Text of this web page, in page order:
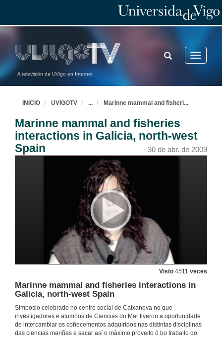
A televisión da UVigo en Internet
Toggle
TOGGLE
SEARCH
INICIO UVIGOTV ... Marinne mammal and fisheri...
Marinne mammal and fisheries
interactions in Galicia, north-west
Spain
30 de abr. de 2009
Visto 4511 veces
Marinne mammal and fisheries interactions in
Galicia, north-west Spain
Simposio celebrado no centro social de Caixanova no que
investigadores e alumnos de Ciencias do Mar tiveron a oportunidade
de intercambiar os coñecementos adquiridos nas distintas disciplinas
das ciencias mariñas e sacar así o máximo proveito ó bo traballo do